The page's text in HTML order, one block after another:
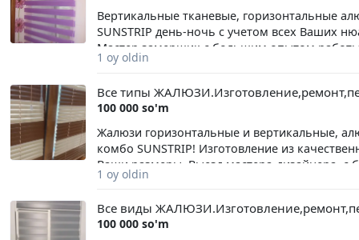
Вертикальные тканевые, горизонтальные
SUNSTRIP день-ночь с учетом всех Ваших
Мастер замерщик с большим опытом
карнизов любых жалюзи, переделка
жалюзи-см. фото.
1 oy oldin
Все типы
100 000 so'm
Жалюзи горизонтальные и вертикальные,
комбо SUNSTRIP! Изготовление из
Ваши размеры. Выезд мастера-дизайнера,
удобству эксплуатации жалюзи.
наличными.Мастер по жалюзи Андрей.
1 oy oldin
Все виды
100 000 so'm